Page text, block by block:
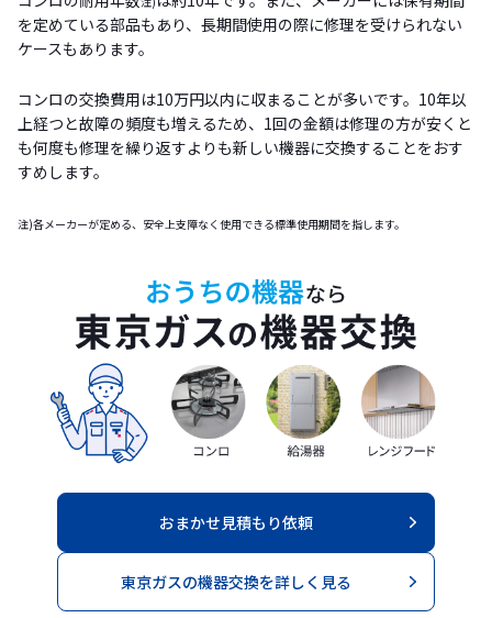
を定めている部品もあり、長期間使用の際に修理を受けられない
ケースもあります。
コンロの交換費用は10万円以内に収まることが多いです。10年以
上経つと故障の頻度も増えるため、1回の金額は修理の方が安くと
も何度も修理を繰り返すよりも新しい機器に交換することをおす
すめします。
注)各メーカーが定める、安全上支障なく使用できる標準使用期間を指します。
おまかせ見積もり依頼
東京ガスの機器交換を詳しく見る